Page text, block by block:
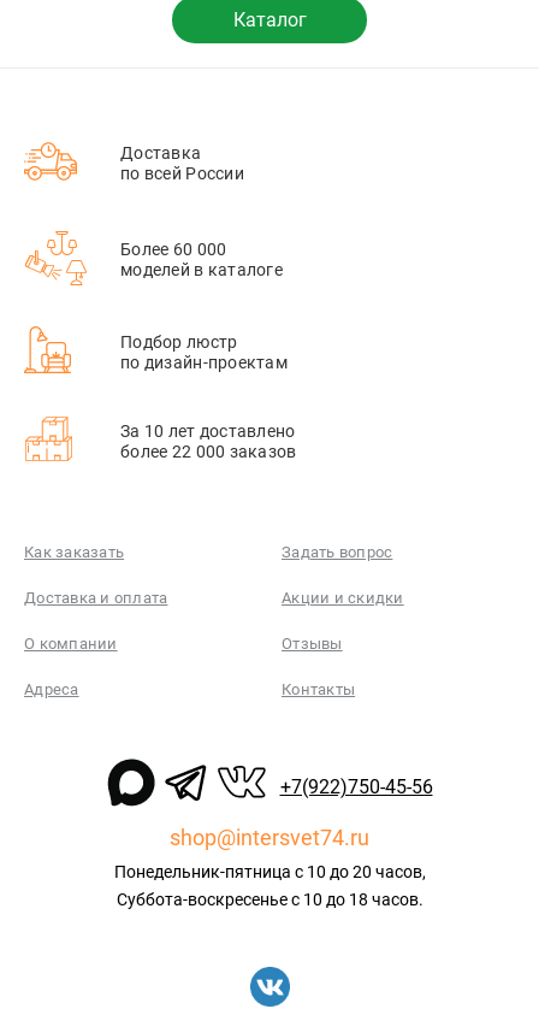
Каталог
Доставка
по всей России
Более 60 000
моделей в каталоге
Подбор люстр
по дизайн-проектам
За 10 лет доставлено
более 22 000 заказов
Как заказать Задать вопрос
Доставка и оплата Акции и скидки
О компании Отзывы
Адреса Контакты
+7(922)750-45-56
shop@intersvet74.ru
Понедельник-пятница с 10 до 20 часов,
Суббота-воскресенье с 10 до 18 часов.